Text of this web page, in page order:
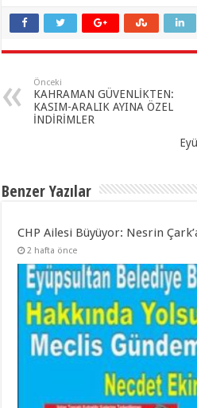
Önceki
KAHRAMAN GÜVENLİKTEN:
KASIM-ARALIK AYINA ÖZEL
İNDİRİMLER
Benzer Yazılar
CHP Ailesi Büyüyor: Nesrin
2 hafta önce